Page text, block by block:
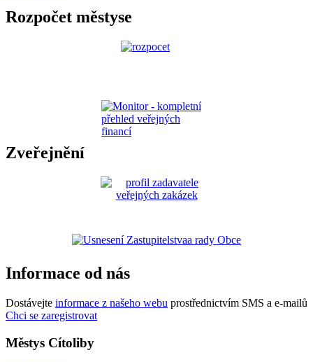
Rozpočet městyse
Zveřejnění
Informace od nás
Dostávejte informace z našeho webu prostřednictvím SMS a e-mailů
Chci se zaregistrovat
Městys Cítoliby